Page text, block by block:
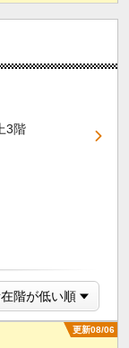
3階
更新08/06